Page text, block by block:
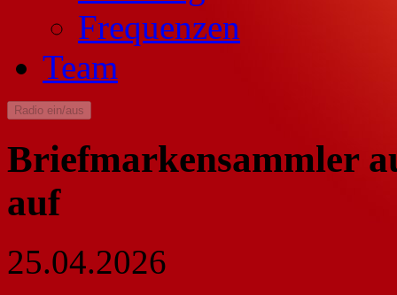
Frequenzen
Team
Radio ein/aus
Briefmarkensammler
auf
25.04.2026